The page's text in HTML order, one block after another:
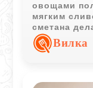
овощами
мягким
сметана
и домашним.
Вилка